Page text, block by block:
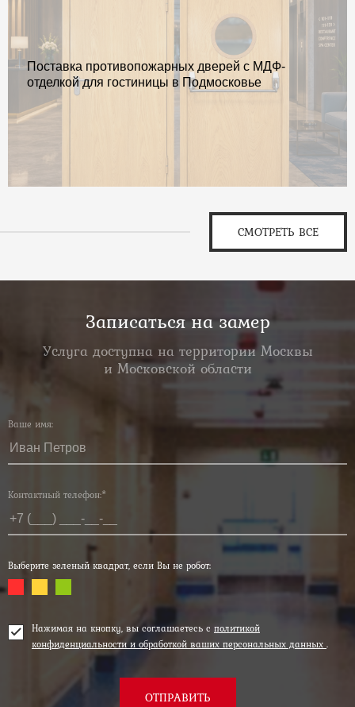
Поставка противопожарных дверей с МДФ-
отделкой для гостиницы в Подмосковье
СМОТРЕТЬ ВСЕ
Записаться на замер
Услуга доступна на территории Москвы
и Московской области
Ваше имя:
Контактный телефон:*
Выберите зеленый квадрат, если Вы не робот:
Нажимая на кнопку, вы соглашаетесь с политикой
конфиденциальности и обработкой ваших персональных данных .
ОТПРАВИТЬ